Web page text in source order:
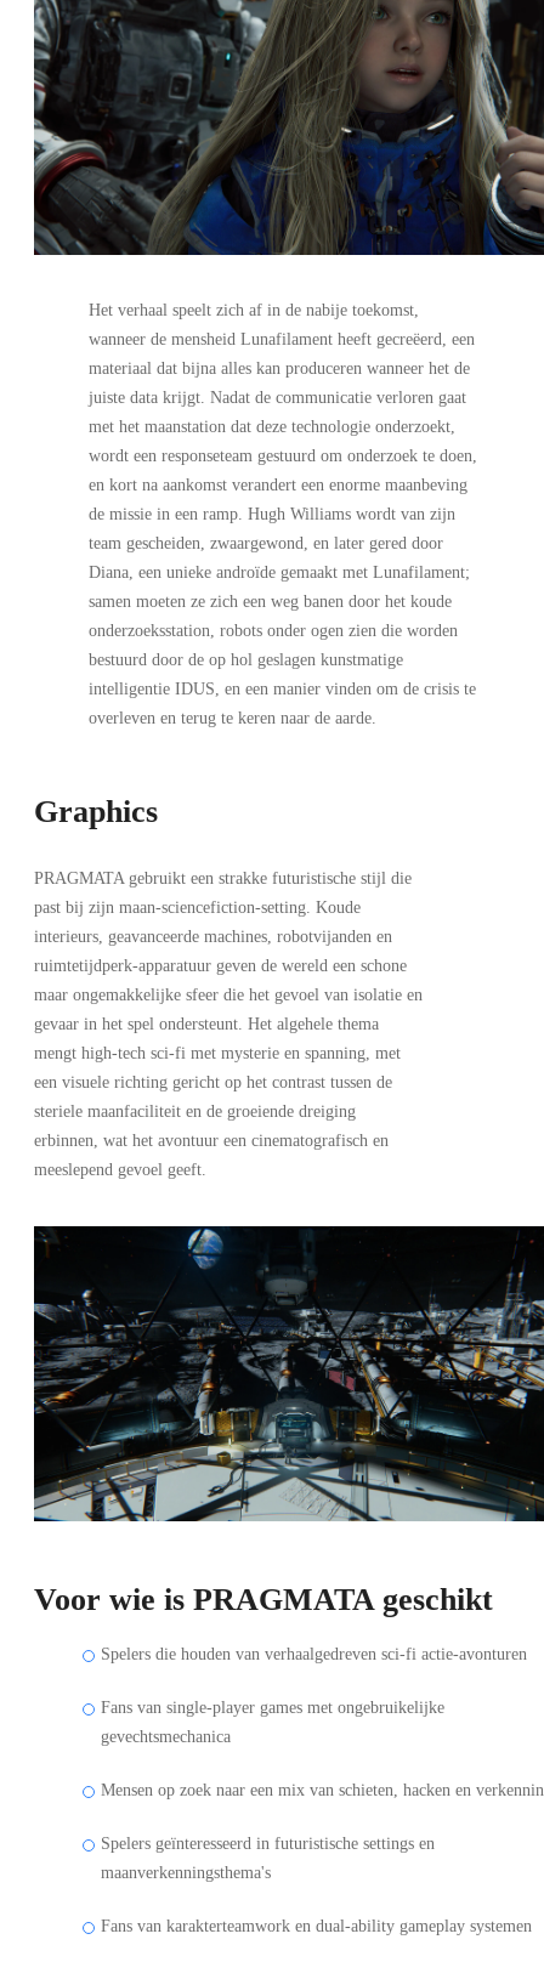
Het verhaal speelt zich af in de nabije toekomst,
wanneer de mensheid Lunafilament heeft gecreëerd, een
materiaal dat bijna alles kan produceren wanneer het de
juiste data krijgt. Nadat de communicatie verloren gaat
met het maanstation dat deze technologie onderzoekt,
wordt een responseteam gestuurd om onderzoek te doen,
en kort na aankomst verandert een enorme maanbeving
de missie in een ramp. Hugh Williams wordt van zijn
team gescheiden, zwaargewond, en later gered door
Diana, een unieke androïde gemaakt met Lunafilament;
samen moeten ze zich een weg banen door het koude
onderzoeksstation, robots onder ogen zien die worden
bestuurd door de op hol geslagen kunstmatige
intelligentie IDUS, en een manier vinden om de crisis te
overleven en terug te keren naar de aarde.
Graphics
PRAGMATA gebruikt een strakke futuristische stijl die
past bij zijn maan-sciencefiction-setting. Koude
interieurs, geavanceerde machines, robotvijanden en
ruimtetijdperk-apparatuur geven de wereld een schone
maar ongemakkelijke sfeer die het gevoel van isolatie en
gevaar in het spel ondersteunt. Het algehele thema
mengt high-tech sci-fi met mysterie en spanning, met
een visuele richting gericht op het contrast tussen de
steriele maanfaciliteit en de groeiende dreiging
erbinnen, wat het avontuur een cinematografisch en
meeslepend gevoel geeft.
Voor wie is PRAGMATA geschikt
Spelers die houden van verhaalgedreven sci-fi actie-avonturen
Fans van single-player games met ongebruikelijke
gevechtsmechanica
Mensen op zoek naar een mix van schieten, hacken en
Spelers geïnteresseerd in futuristische settings en
maanverkenningsthema's
Fans van karakterteamwork en dual-ability gameplay systemen